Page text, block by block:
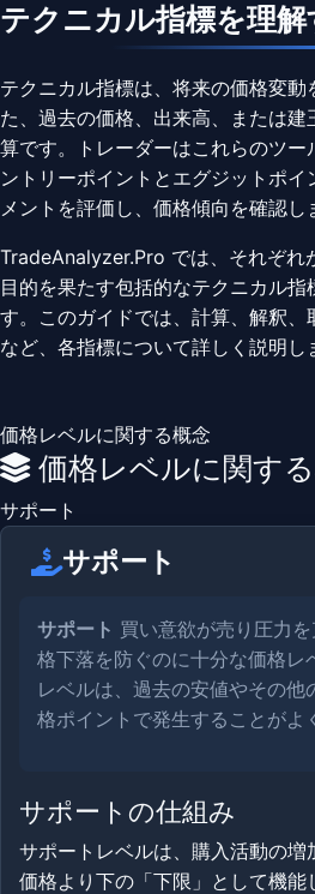
テクニカル指標を理解
テクニカル指標は、将来の価格変
た、過去の価格、出来高、または
算です。トレーダーはこれらのツ
ントリーポイントとエグジットポ
メントを評価し、価格傾向を確認し
TradeAnalyzer.Pro では、それぞれ
目的を果たす包括的なテクニカル指
す。このガイドでは、計算、解釈
など、各指標について詳しく説明し
価格レベルに関する概念
価格レベルに関す
サポート
サポート
サポート 買い意欲が売り圧力
格下落を防ぐのに十分な価格レ
レベルは、過去の安値やその他
格ポイントで発生することがよ
サポートの仕組み
サポートレベルは、購入活動の増
価格より下の「下限」として機能